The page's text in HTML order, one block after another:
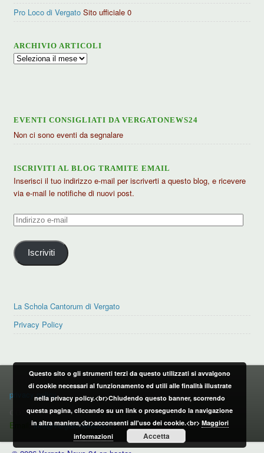
Pro Loco di Vergato Sito ufficiale 0
ARCHIVIO ARTICOLI
Archivio
EVENTI CONSIGLIATI DA VERGATONEWS24
Non ci sono eventi da segnalare
ISCRIVITI AL BLOG TRAMITE EMAIL
Inserisci il tuo indirizzo e-mail per iscriverti a questo blog, e ricevere
via e-mail le notifiche di nuovi post.
Indirizzo
mail
Iscriviti
La Schola Cantorum di Vergato
Privacy Policy
PRIVACY POLICY
privacy policy
CONTATTI:
Email:info@vergatonews24.it
Questo sito o gli strumenti terzi da questo utilizzati si avvalgono
di cookie necessari al funzionamento ed utili alle finalità illustrate
nella privacy policy.<br>Chiudendo questo banner, scorrendo
questa pagina, cliccando su un link o proseguendo la navigazione
in altra maniera,<br>acconsenti all'uso dei cookie.<br> Maggiori
informazioni
Accetta